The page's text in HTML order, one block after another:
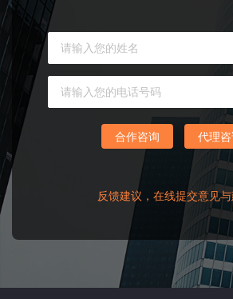
合作咨询 代理
反馈建议，在线提交意见